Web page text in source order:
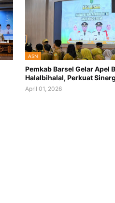
ASN
Pemkab Barsel Gelar Apel
Halalbihalal, Perkuat
April 01, 2026